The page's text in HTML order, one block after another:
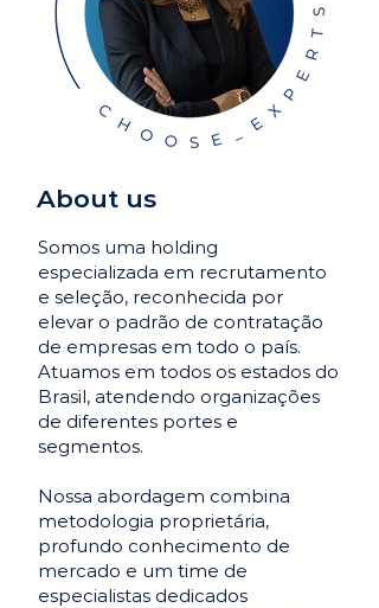
About us
Somos uma holding
especializada em recrutamento
e seleção, reconhecida por
elevar o padrão de contratação
de empresas em todo o país.
Atuamos em todos os estados do
Brasil, atendendo organizações
de diferentes portes e
segmentos.
Nossa abordagem combina
metodologia proprietária,
profundo conhecimento de
mercado e um time de
especialistas dedicados